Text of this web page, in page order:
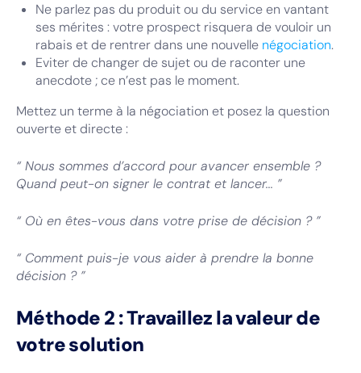
Ne parlez pas du produit ou du service en vantant
ses mérites : votre prospect risquera de vouloir un
rabais et de rentrer dans une nouvelle négociation.
Eviter de changer de sujet ou de raconter une
anecdote ; ce n’est pas le moment.
Mettez un terme à la négociation et posez la question
ouverte et directe :
“ Nous sommes d’accord pour avancer ensemble ?
Quand peut-on signer le contrat et lancer... ”
“ Où en êtes-vous dans votre prise de décision ? ”
“ Comment puis-je vous aider à prendre la bonne
décision ? ”
Méthode 2 : Travaillez la valeur de
votre solution